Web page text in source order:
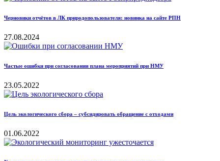
Черновики отчётов в ЛК природопользователя: новинка на сайте РПН
27.08.2024
Частые ошибки при согласовании плана мероприятий при НМУ
23.05.2022
Цель экологического сбора – субсидировать обращение с отходами
01.06.2022